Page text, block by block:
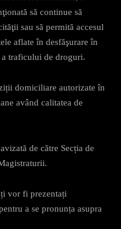
să continue să
sau să permită accesul
aflate în desfăşurare în
traficului de droguri.
domiciliare autorizate în
având calitatea de
de către Secția de
vor fi prezentați
a se pronunța asupra